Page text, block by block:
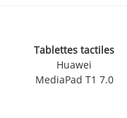
Tablettes tactiles
Huawei
MediaPad T1 7.0